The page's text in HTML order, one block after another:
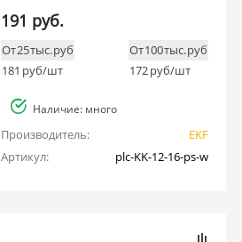
191 руб.
От 25 тыс. руб
181 руб/шт
От 100 тыс. руб
172руб/шт
Наличие: много
Производитель:
EKF
Артикул:
plc-KK-12-16-ps-w